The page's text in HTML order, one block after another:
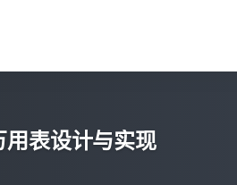
用表设计与实现